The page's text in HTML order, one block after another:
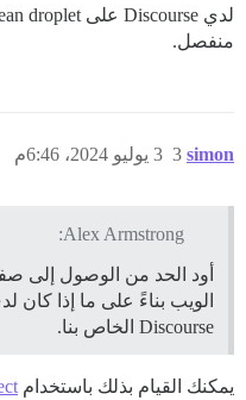
منفصل.
simon 3 يوليو 2024، 6:46م 3
Alex Armstrong:
أود الحد من الوصول إلى
الويب بناءً على ما إذا
Discourse الخاص بنا.
يمكنك القيام بذلك باستخدام